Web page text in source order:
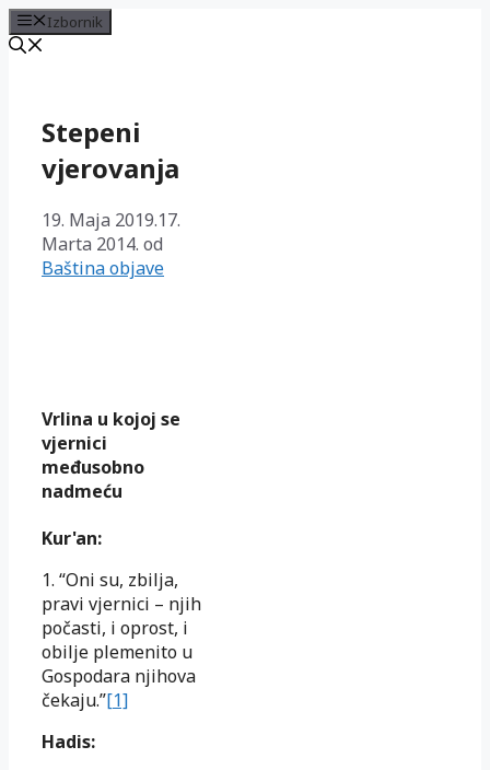
Izbornik
sadržajStepeni
vjerovanja
19. Maja 2019.17.
Marta 2014. od
Baština objave
Vrlina u kojoj se
vjernici
međusobno
nadmeću
Kur'an:
1. “Oni su, zbilja,
pravi vjernici – njih
počasti, i oprost, i
obilje plemenito u
Gospodara njihova
čekaju.”[1]
Hadis: